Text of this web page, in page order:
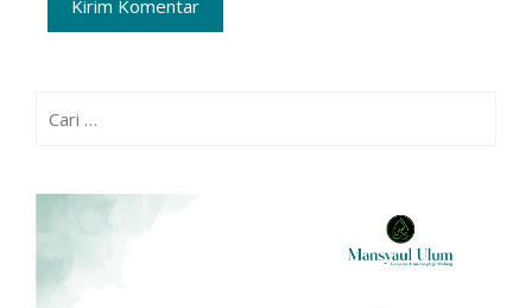
untuk: